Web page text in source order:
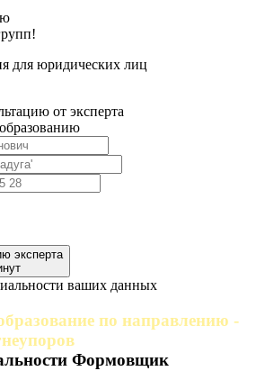
для юридических лиц
от эксперта
эксперта
ваших данных
по направлению -
Формовщик